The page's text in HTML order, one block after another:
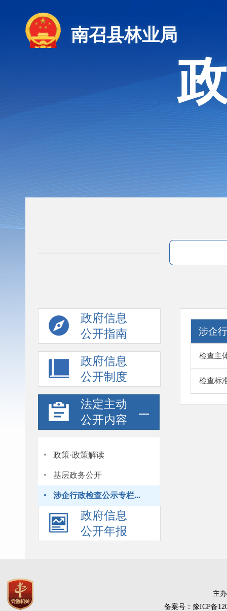
南召县林业局
政府信息
公开指南
政府信息
公开制度
法定主动
公开内容
· 政策·政策解读
· 基层政务公开
· 涉企行政检查公示专栏...
政府信息
公开年报
涉企
检查主
检查标
主
备案号：豫ICP备